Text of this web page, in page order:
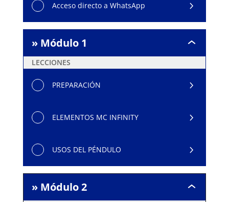
Acceso directo a WhatsApp
» Módulo 1
Módulo
LECCIONES
PREPARACIÓN
ELEMENTOS MC INFINITY
USOS DEL PÉNDULO
» Módulo 2
Módulo